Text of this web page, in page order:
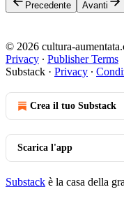
Precedente Avanti
© 2026 cultura-
Privacy ∙ Publisher Terms
Substack · Privacy ∙
Crea il tuo Substack
Scarica l'app
Substack è la casa della